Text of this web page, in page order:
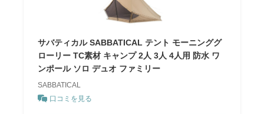
サバティカル SABBATICAL テント モーニンググ
ローリー TC素材 キャンプ 2人 3人 4人用 防水 ワ
ンポール ソロ デュオ ファミリー
SABBATICAL
口コミを見る